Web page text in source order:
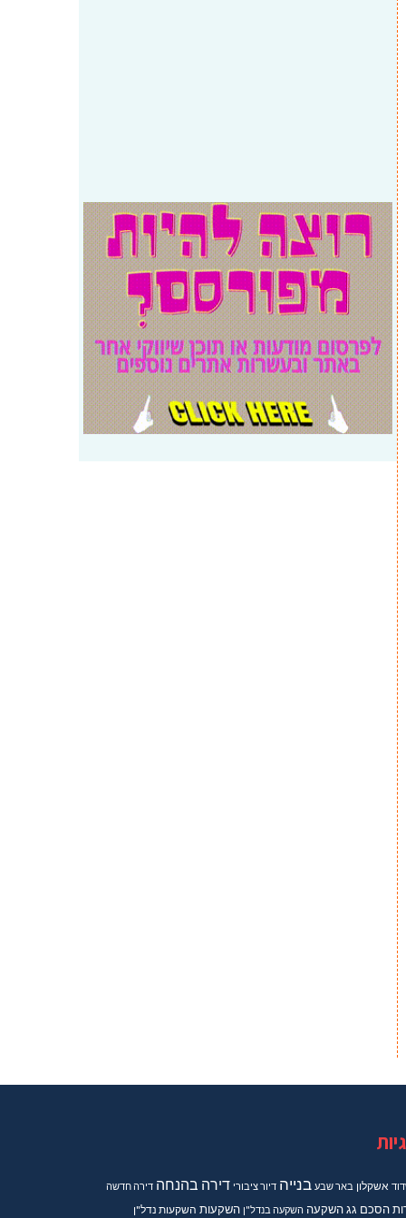
אשקלון באר שבע בנייה דיור ציבורי דירה בהנחה דירה חדשה
הסכם גגהשקעה השקעה בנדל"ן השקעות השקעות נדל"ן